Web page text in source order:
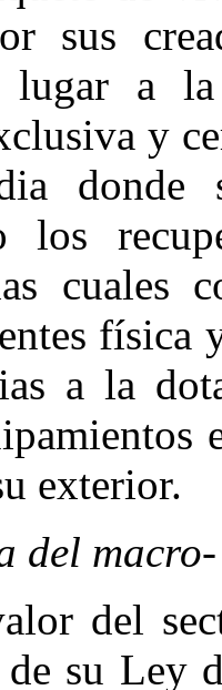
sus
lugar a
y
donde
los
cuales
física
a la
exterior.
del
del
su Ley